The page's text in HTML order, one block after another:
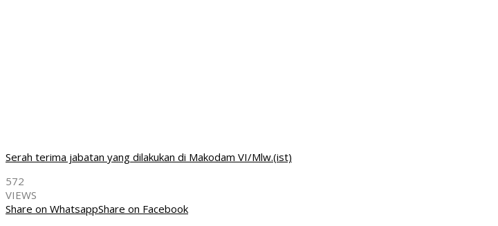
Serah terima jabatan yang dilakukan di Makodam VI/Mlw.(ist)
572
VIEWS
Share on WhatsappShare on Facebook